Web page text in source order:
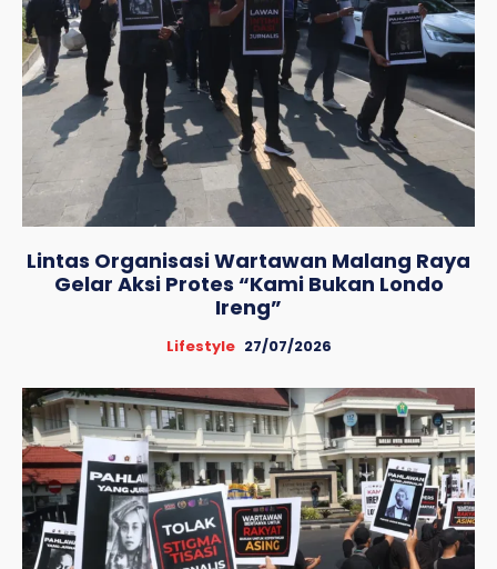
Lintas Organisasi Wartawan Malang Raya
Gelar Aksi Protes “Kami Bukan Londo
Ireng”
Lifestyle 27/07/2026